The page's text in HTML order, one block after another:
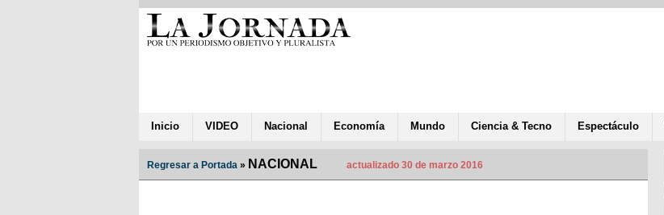
Inicio VIDEO Nacional Economía Mundo Ciencia & Tecno Espectáculo
Regresar a Portada » NACIONAL actualizado 30 de marzo 2016